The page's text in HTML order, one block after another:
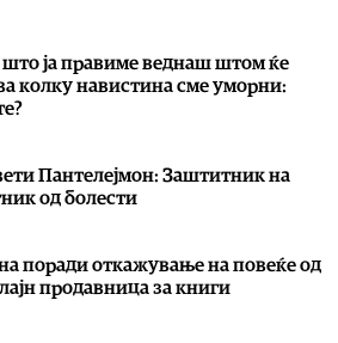
што ја правиме веднаш штом ќе
колку навистина сме уморни:
Пантелејмон: Заштитник на
од болести
поради откажување на повеќе од
продавница за книги